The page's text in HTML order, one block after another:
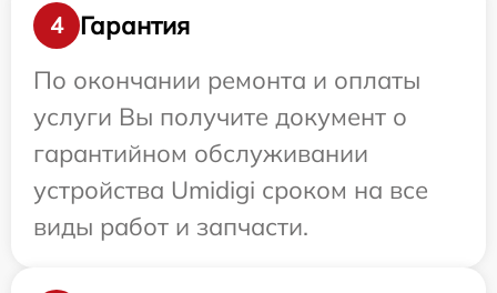
4
Гарантия
По окончании ремонта и оплаты
услуги Вы получите документ о
гарантийном обслуживании
устройства Umidigi сроком на все
виды работ и запчасти.